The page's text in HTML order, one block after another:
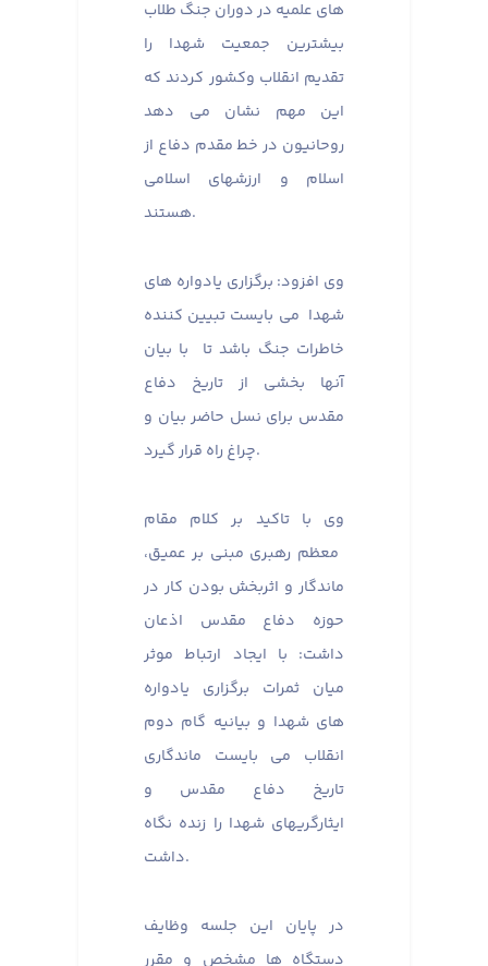
های علمیه در دوران جنگ طلاب
بیشترین جمعیت شهدا را
تقدیم انقلاب وکشور کردند که
این مهم نشان می دهد
روحانیون در خط مقدم دفاع از
اسلام و ارزشهای اسلامی
هستند.
وی افزود: برگزاری یادواره های
شهدا می بایست تبیین کننده
خاطرات جنگ باشد تا با بیان
آنها بخشی از تاریخ دفاع
مقدس برای نسل حاضر بیان و
چراغ راه قرار گیرد.
وی با تاکید بر کلام مقام
معظم رهبری مبنی بر عمیق،
ماندگار و اثربخش بودن کار در
حوزه دفاع مقدس اذعان
داشت: با ایجاد ارتباط موثر
میان ثمرات برگزاری یادواره
های شهدا و بیانیه گام دوم
انقلاب می بایست ماندگاری
تاریخ دفاع مقدس و
ایثارگریهای شهدا را زنده نگاه
داشت.
در پایان این جلسه وظایف
دستگاه ها مشخص و مقرر